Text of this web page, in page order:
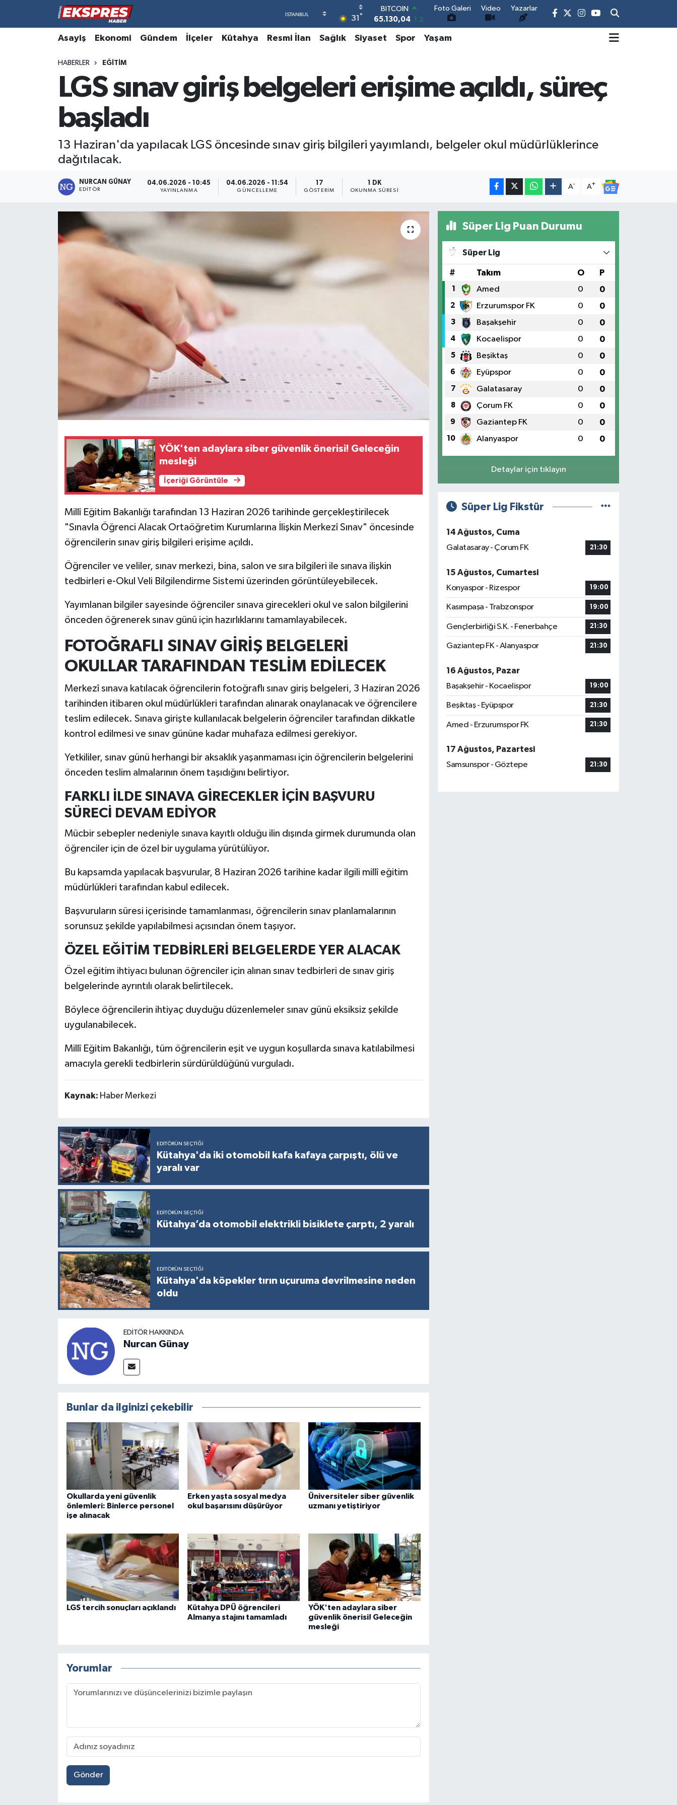
31 °
65.130,04
DOLAR
47,7106
EURO
64,4046
0.35
GRAM ALTIN
6618.49 2.12
Foto Galeri Video Yazarlar
Asayiş Ekonomi Gündem İlçeler Kütahya Resmi İlan Sağlık Siyaset Spor Yaşam
HABERLER EĞITIM
LGS sınav giriş belgeleri erişime açıldı, süreç
başladı
13 Haziran'da yapılacak LGS öncesinde sınav giriş bilgileri yayımlandı, belgeler okul müdürlüklerince
dağıtılacak.
NURCAN GÜNAY
EDITÖR
04.06.2026 - 10:45
YAYINLANMA
04.06.2026 - 11:54
GÜNCELLEME
17
GÖSTERIM
1 DK
OKUNMA SÜRESI
A- A+
YÖK'ten adaylara siber güvenlik önerisi! Geleceğin
mesleği
İçeriği Görüntüle
Millî Eğitim Bakanlığı tarafından 13 Haziran 2026 tarihinde gerçekleştirilecek
"Sınavla Öğrenci Alacak Ortaöğretim Kurumlarına İlişkin Merkezî Sınav" öncesinde
öğrencilerin sınav giriş bilgileri erişime açıldı.
Öğrenciler ve veliler, sınav merkezi, bina, salon ve sıra bilgileri ile sınava ilişkin
tedbirleri e-Okul Veli Bilgilendirme Sistemi üzerinden görüntüleyebilecek.
Yayımlanan bilgiler sayesinde öğrenciler sınava girecekleri okul ve salon bilgilerini
önceden öğrenerek sınav günü için hazırlıklarını tamamlayabilecek.
FOTOĞRAFLI SINAV GİRİŞ BELGELERİ
OKULLAR TARAFINDAN TESLİM EDİLECEK
Merkezî sınava katılacak öğrencilerin fotoğraflı sınav giriş belgeleri, 3 Haziran 2026
tarihinden itibaren okul müdürlükleri tarafından alınarak onaylanacak ve öğrencilere
teslim edilecek. Sınava girişte kullanılacak belgelerin öğrenciler tarafından dikkatle
kontrol edilmesi ve sınav gününe kadar muhafaza edilmesi gerekiyor.
Yetkililer, sınav günü herhangi bir aksaklık yaşanmaması için öğrencilerin belgelerini
önceden teslim almalarının önem taşıdığını belirtiyor.
FARKLI İLDE SINAVA GİRECEKLER İÇİN BAŞVURU
SÜRECİ DEVAM EDİYOR
Mücbir sebepler nedeniyle sınava kayıtlı olduğu ilin dışında girmek durumunda olan
öğrenciler için de özel bir uygulama yürütülüyor.
Bu kapsamda yapılacak başvurular, 8 Haziran 2026 tarihine kadar ilgili millî eğitim
müdürlükleri tarafından kabul edilecek.
Başvuruların süresi içerisinde tamamlanması, öğrencilerin sınav planlamalarının
sorunsuz şekilde yapılabilmesi açısından önem taşıyor.
ÖZEL EĞİTİM TEDBİRLERİ BELGELERDE YER ALACAK
Özel eğitim ihtiyacı bulunan öğrenciler için alınan sınav tedbirleri de sınav giriş
belgelerinde ayrıntılı olarak belirtilecek.
Böylece öğrencilerin ihtiyaç duyduğu düzenlemeler sınav günü eksiksiz şekilde
uygulanabilecek.
Millî Eğitim Bakanlığı, tüm öğrencilerin eşit ve uygun koşullarda sınava katılabilmesi
amacıyla gerekli tedbirlerin sürdürüldüğünü vurguladı.
Kaynak: Haber Merkezi
EDITÖRÜN SEÇTIĞI
Kütahya'da iki otomobil kafa kafaya çarpıştı, ölü ve
yaralı var
EDITÖRÜN SEÇTIĞI
Kütahya’da otomobil elektrikli bisiklete çarptı, 2 yaralı
EDITÖRÜN SEÇTIĞI
Kütahya'da köpekler tırın uçuruma devrilmesine neden
oldu
EDITÖR HAKKINDA
Nurcan Günay
Bunlar da ilginizi çekebilir
Okullarda yeni güvenlik
önlemleri: Binlerce personel
işe alınacak
Erken yaşta sosyal medya
okul başarısını düşürüyor
Üniversiteler siber güvenlik
uzmanı yetiştiriyor
LGS tercih sonuçları açıklandı
Kütahya DPÜ öğrencileri
Almanya stajını tamamladı
YÖK'ten adaylara siber
güvenlik önerisi! Geleceğin
mesleği
Yorumlar
Gönder
Süper Lig Puan Durumu
Süper Lig
# Takım O P
1 Amed 0 0
2 Erzurumspor FK 0 0
3 Başakşehir 0 0
4 Kocaelispor 0 0
5 Beşiktaş 0 0
6 Eyüpspor 0 0
7 Galatasaray 0 0
8 Çorum FK 0 0
9 Gaziantep FK 0 0
10 Alanyaspor 0 0
Detaylar için tıklayın
Süper Lig Fikstür
14 Ağustos, Cuma
Galatasaray - Çorum FK
21:30
15 Ağustos, Cumartesi
Konyaspor - Rizespor
19:00
Kasımpaşa - Trabzonspor 19:00
Gençlerbirliği S.K. - Fenerbahçe 21:30
Gaziantep FK - Alanyaspor 21:30
16 Ağustos, Pazar
Başakşehir - Kocaelispor
19:00
Beşiktaş - Eyüpspor 21:30
Amed - Erzurumspor FK 21:30
17 Ağustos, Pazartesi
Samsunspor - Göztepe
21:30
Altıntaş
Biyografiler
Çavdarhisar
Domaniç
Kültür Sanat
Otomobil
Rüya Tabirleri
Teknoloji
Yemek Tarifleri
Hava Durumu
Trafik Durumu
Süper Lig Puan Durumu ve Fikstür
Tüm Manşetler
Son Dakika Haberleri
Haber Arşivi